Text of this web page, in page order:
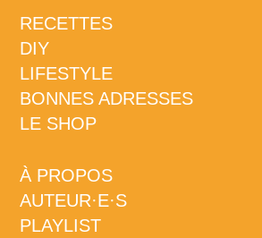
RECETTES
DIY
LIFESTYLE
BONNES ADRESSES
LE SHOP
À PROPOS
AUTEUR·E·S
PLAYLIST